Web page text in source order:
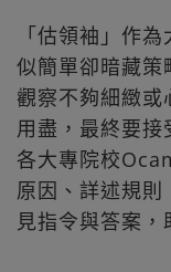
「估領袖」作
似簡單卻暗藏策
觀察不夠細緻或
用盡，最終要
各大專院校
原因、詳述規
見指令與答案，